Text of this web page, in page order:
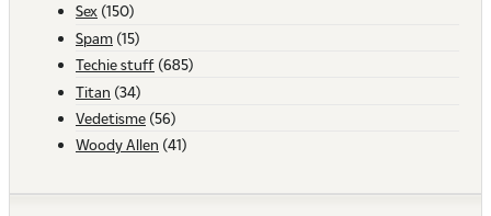
Sex (150)
Spam (15)
Techie stuff (685)
Titan (34)
Vedetisme (56)
Woody Allen (41)